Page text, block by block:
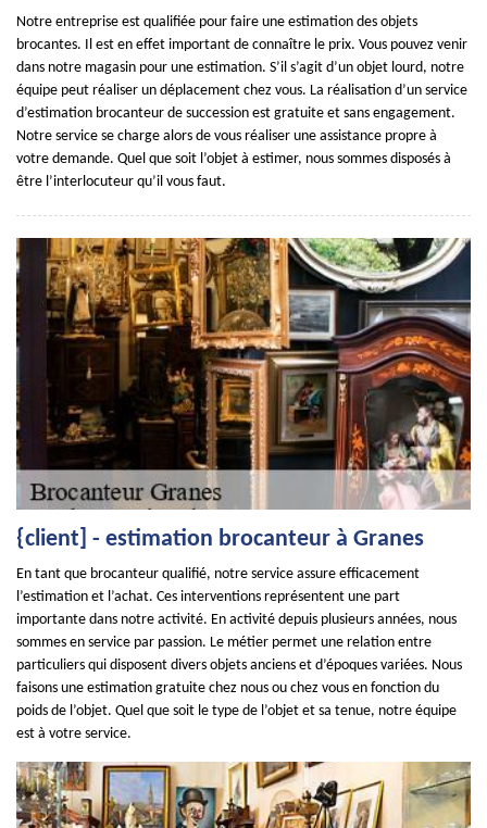
Notre entreprise est qualifiée pour faire une estimation des objets
brocantes. Il est en effet important de connaître le prix. Vous pouvez venir
dans notre magasin pour une estimation. S’il s’agit d’un objet lourd, notre
équipe peut réaliser un déplacement chez vous. La réalisation d’un service
d’estimation brocanteur de succession est gratuite et sans engagement.
Notre service se charge alors de vous réaliser une assistance propre à
votre demande. Quel que soit l’objet à estimer, nous sommes disposés à
être l’interlocuteur qu’il vous faut.
{client] - estimation brocanteur à Granes
En tant que brocanteur qualifié, notre service assure efficacement
l’estimation et l’achat. Ces interventions représentent une part
importante dans notre activité. En activité depuis plusieurs années, nous
sommes en service par passion. Le métier permet une relation entre
particuliers qui disposent divers objets anciens et d’époques variées. Nous
faisons une estimation gratuite chez nous ou chez vous en fonction du
poids de l’objet. Quel que soit le type de l’objet et sa tenue, notre équipe
est à votre service.